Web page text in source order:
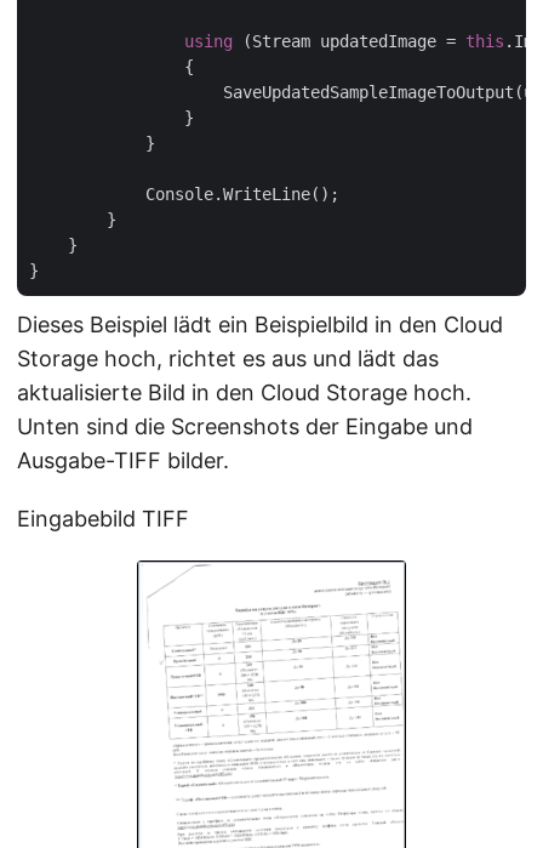
using (Stream updatedImage = this
                {
                }
            }
            Console.WriteLine();
        }
    }
Dieses Beispiel lädt ein Beispielbild in den Cloud
Storage hoch, richtet es aus und lädt das
aktualisierte Bild in den Cloud Storage hoch.
Unten sind die Screenshots der Eingabe und
Ausgabe-TIFF bilder.
Eingabebild TIFF